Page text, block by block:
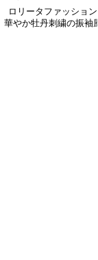
ロリータファッション
華やか牡丹刺繍の振袖風